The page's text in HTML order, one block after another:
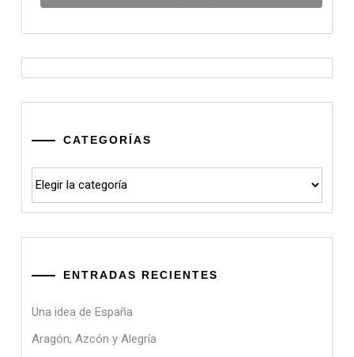
CATEGORÍAS
ENTRADAS RECIENTES
Una idea de España
Aragón, Azcón y Alegría